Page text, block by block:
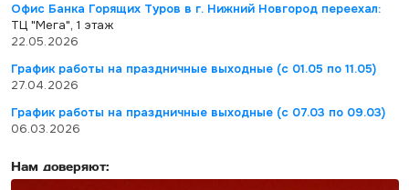
Офис Банка Горящих Туров в г. Нижний Новгород переехал:
ТЦ "Мега", 1 этаж
22.05.2026
График работы на праздничные выходные (с 01.05 по 11.05)
27.04.2026
График работы на праздничные выходные (с 07.03 по 09.03)
06.03.2026
Нам доверяют: